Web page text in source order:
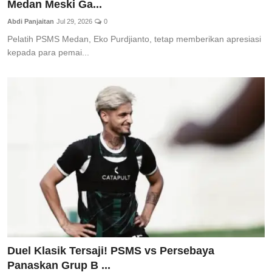
Medan Meski Ga...
Abdi Panjaitan Jul 29, 2026 0
Pelatih PSMS Medan, Eko Purdjianto, tetap memberikan apresiasi
kepada para pemai...
Duel Klasik Tersaji! PSMS vs Persebaya
Panaskan Grup B ...